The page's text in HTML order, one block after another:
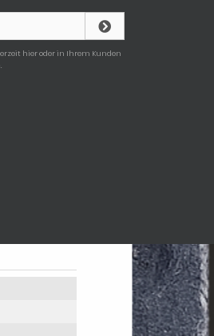
hier oder in Ihrem Kunden